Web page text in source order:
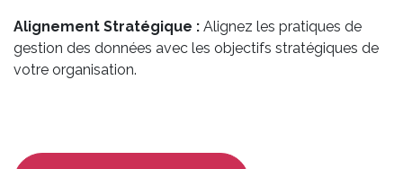
Alignement Stratégique : Alignez les pratiques de
gestion des données avec les objectifs stratégiques de
votre organisation. ​